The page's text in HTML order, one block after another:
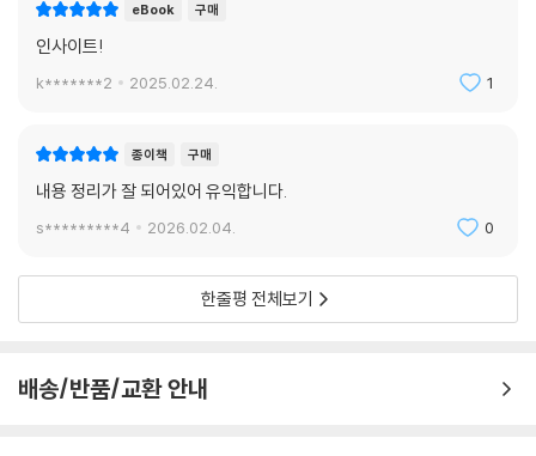
을 개발하고 생산하는 데 각각 5년, 그리고 유지보수를 하는 데 30년 정도
가 걸리는 것이 일반적이다. 즉, 일반기업의 아이템 하나와는 비교가 불가
능할 정도의, 매우 장기적인 시각에서 바라봐야 하는 사업인 것이다.
eBook 구매
인사이트!
k*******2 2025.02.24. 1
종이책 구매
내용 정리가 잘 되어있어 유익합니다.
s*********4 2026.02.04. 0
한줄평 전체보기
배송/반품/교환 안내